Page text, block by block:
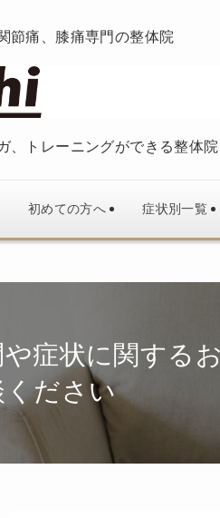
節痛、膝痛専門の整体院
、トレーニングができる整体院
初めての方へ 症状別一覧
症状に関する
ください